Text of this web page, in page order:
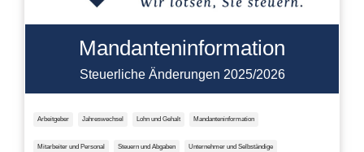
Mandanteninformation
Steuerliche Änderungen 2025/2026
Arbeitgeber Jahreswechsel Lohn und Gehalt Mandanteninformation
Mitarbeiter und Personal Steuern und Abgaben Unternehmer und Selbständige